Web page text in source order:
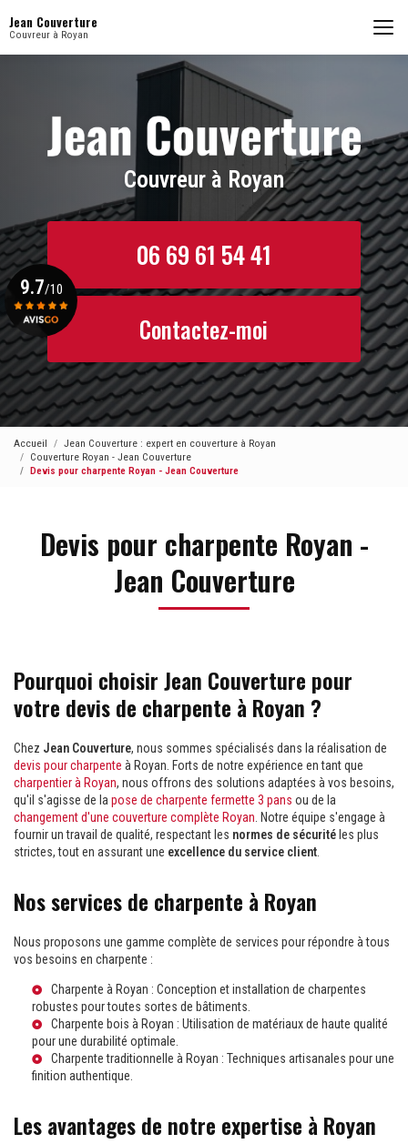
au
contenu
Jean Couverture
Couvreur à Royan
Couvreur à Royan
06 69 61 54 41
Contactez-moi
9.7/10
Voir le certificat
Accueil
Jean Couverture : expert en couverture à Royan
Couverture Royan - Jean Couverture
Devis pour charpente Royan - Jean Couverture
Devis pour charpente Royan -
Jean Couverture
Pourquoi choisir Jean Couverture pour
votre devis de charpente à Royan ?
Chez Jean Couverture, nous sommes spécialisés dans la réalisation de
devis pour charpente à Royan. Forts de notre expérience en tant que
charpentier à Royan, nous offrons des solutions adaptées à vos besoins,
qu'il s'agisse de lapose de charpente fermette 3 pans ou de la
changement d'une couverture complète Royan. Notre équipe s'engage à
fournir un travail de qualité, respectant les normes de sécurité les plus
strictes, tout en assurant une excellence du service client.
Nos services de charpente à Royan
Nous proposons une gamme complète de services pour répondre à tous
vos besoins en charpente :
Charpente à Royan : Conception et installation de charpentes
robustes pour toutes sortes de bâtiments.
Charpente bois à Royan : Utilisation de matériaux de haute qualité
pour une durabilité optimale.
Charpente traditionnelle à Royan : Techniques artisanales pour une
finition authentique.
Les avantages de notre expertise à Royan